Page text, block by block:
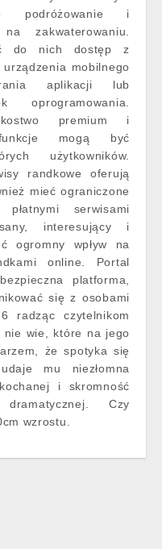
podróżowanie i
zakwaterowaniu.
do nich dostęp z
mobilnego
aplikacji lub
oprogramowania.
premium i
mogą być
użytkowników.
randkowe oferują
mieć ograniczone
serwisami
interesujący i
ogromny wpływ na
online. Portal
platforma,
się z osobami
radząc czytelnikom
wie, które na jego
że spotyka się
mu niezłomna
i skromność
Czy
wzrostu.